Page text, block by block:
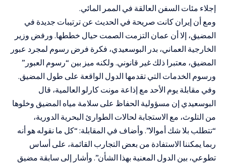
إجلاء مئات السفن العالقة في الممر المائي.
ومع أن إيران كانت صريحة في الحديث عن ترتيبات جديدة في
المضيق، إلا أن عمان التزمت الصمت حيال خططها. ورفض وزير
الخارجية العماني، بدر البوسعيدي، فكرة فرض رسوم لمجرد عبور
المضيق، معتبرا ذلك غير قانوني. ولكنه ميز بين “رسوم العبور”
ورسوم الخدمات التي تقدمها الدول الواقعة على طول المضيق.
وفي مقابلة يوم الأحد مع إذاعة مونت كارلو العالمية، قال
البوسعيدي إن مسؤولية الحفاظ على سلامة مياه المضيق وخلوها
من التلوث، مع الاستجابة لحالات الطوارئ البحرية الدورية،
“تتطلب بلا شك أموالا”. وأضاف في المقابلة: “كل ما نقوله هو أنه
ربما يمكننا الاستفادة من بعض التجارب القائمة، على أساس
تطوعي، بين الدول المعنية بهذا الشأن”. وأشار إلى سابقة مضيق